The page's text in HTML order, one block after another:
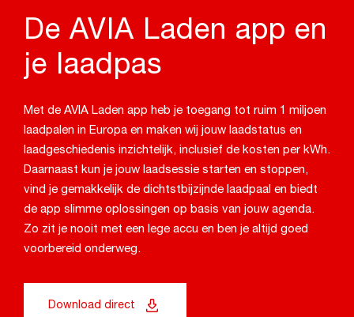
De AVIA Laden app en
je laadpas
Met de AVIA Laden app heb je toegang tot ruim 1 miljoen
laadpalen in Europa en maken wij jouw laadstatus en
laadgeschiedenis inzichtelijk, inclusief de kosten per kWh.
Daarnaast kun je jouw laadsessie starten en stoppen,
vind je gemakkelijk de dichtstbijzijnde laadpaal en biedt
de app slimme oplossingen op basis van jouw agenda.
Zo zit je nooit met een lege accu en ben je altijd goed
voorbereid onderweg.
Download direct